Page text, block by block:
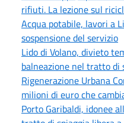
rifiuti. La lezione sul
Acqua potabile, lavori a
sospensione del servizio
Lido di Volano, divieto
balneazione nel tratto di
Rigenerazione Urbana
milioni di euro che
Porto Garibaldi, idonee